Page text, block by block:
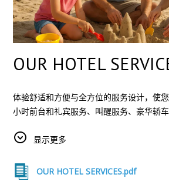
OUR HOTEL
体验舒适和方便与全方位的服务设计，使
小时前台和礼宾服务、叫醒服务、豪华轿
务，或在我们的宴会和会议室安排活动，并
您可以在我们的游泳池、健身中心或室内
显示更多
OUR HOTEL SERVICES.pdf